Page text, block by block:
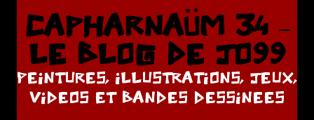
Aller
contenu
CAPHARNAÜM 34 –
LE BLOG DE JO99
PEINTURES, ILLUSTRATIONS, JEUX,
VIDEOS ET BANDES DESSINEES